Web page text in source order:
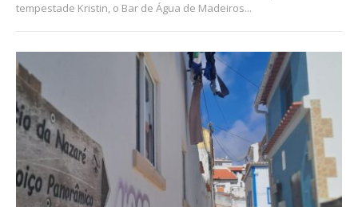
tempestade Kristin, o Bar de Água de Madeiros...